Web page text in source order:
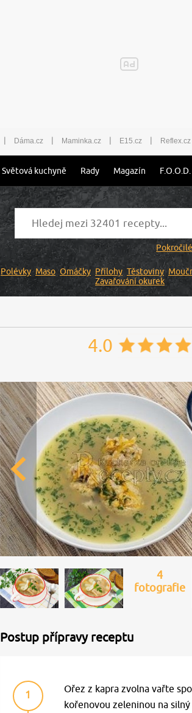
| Dáma.cz | Maminka.cz | E15.cz | Reflex.cz
Světová kuchyně Rady Magazín F.O.O.D.
Polévky Maso Omáčky Přílohy Těstoviny
Zavařování okurek
4.0
4
fotografie
Postup přípravy receptu
1
Ořez z kapra zvolna vařte
kořenovou zeleninou na silný